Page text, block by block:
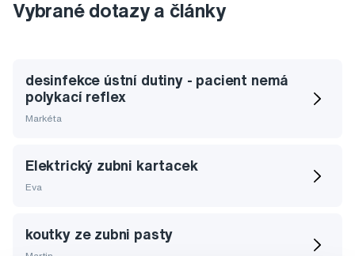
Vybrané dotazy a články
desinfekce ústní dutiny - pacient nemá
polykací reflex
Markéta
Elektrický zubni kartacek
Eva
koutky ze zubni pasty